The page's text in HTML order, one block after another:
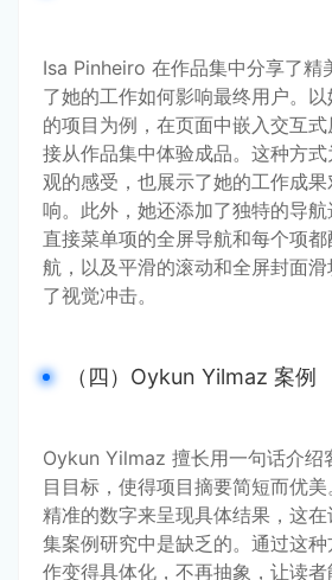
Isa Pinheiro 在作品集中分享了精
了她的工作如何影响最终用户。
的项目为例，在页面中嵌入交互
接从作品集中体验成品。这种方
观的感受，也展示了她的工作成
响。此外，她还添加了独特的导
直接菜单项的全屏导航和每个项
航，以及平滑的滚动和全屏封面
了视觉冲击。
（四）Oykun Yilmaz 案例
Oykun Yilmaz 擅长用一句话介绍
目目标，使得项目摘要简短而优
精准的数字来呈现具体结果，这
集案例研究中是缺乏的。通过这
作变得具体化，不再抽象，让读